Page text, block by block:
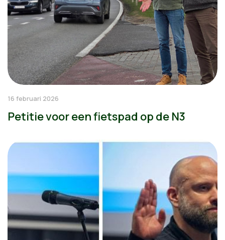
16 februari 2026
Petitie voor een fietspad op de N3